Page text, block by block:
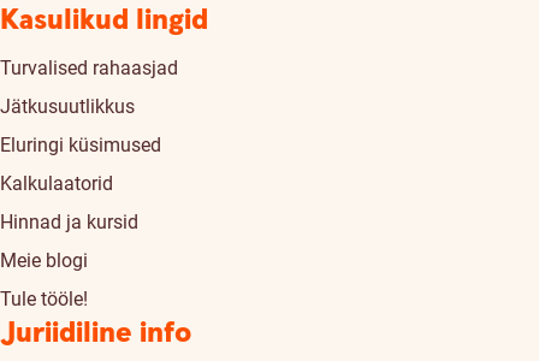
Kasulikud lingid
Turvalised rahaasjad
Jätkusuutlikkus
Eluringi küsimused
Kalkulaatorid
Hinnad ja kursid
Meie blogi
Tule tööle!
Juriidiline info